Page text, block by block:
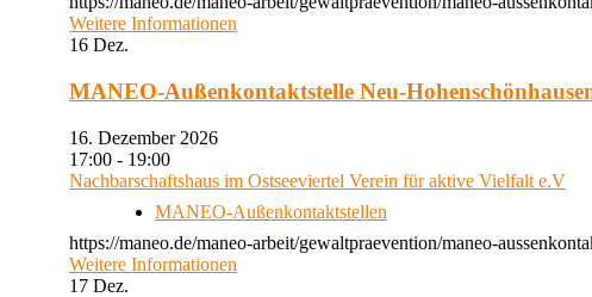
Weitere Informationen
16 Dez.
MANEO-Außenkontaktstelle Neu-
16. Dezember 2026
17:00 - 19:00
Nachbarschaftshaus im Ostseeviertel Verein für aktive Vielfalt e.V
MANEO-Außenkontaktstellen
https://maneo.de/maneo-arbeit/gewaltpraevention/maneo-
Weitere Informationen
17 Dez.